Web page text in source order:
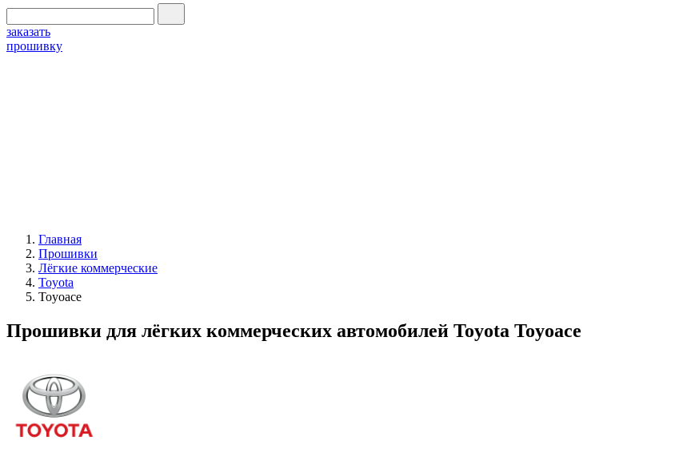
заказать
прошивку
Главная
Прошивки
Лёгкие коммерческие
Toyota
Toyoace
Прошивки для лёгких коммерческих автомобилей Toyota Toyoace